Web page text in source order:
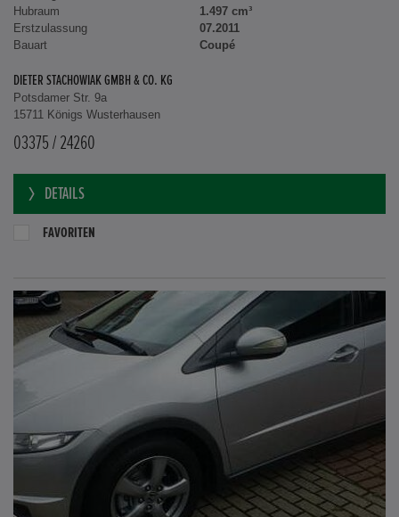
Hubraum
1.497 cm³
Erstzulassung
07.2011
Bauart
Coupé
DIETER STACHOWIAK GMBH & CO. KG
Potsdamer Str. 9a
15711 Königs Wusterhausen
03375 / 24260
DETAILS
FAVORITEN